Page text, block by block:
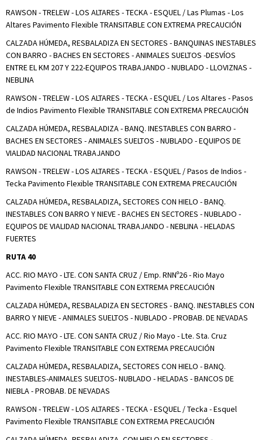
RAWSON - TRELEW - LOS ALTARES - TECKA - ESQUEL / Las Plumas - Los
Altares Pavimento Flexible TRANSITABLE CON EXTREMA PRECAUCIÓN
CALZADA HÚMEDA, RESBALADIZA EN SECTORES - BANQUINAS INESTABLES
CON BARRO - BACHES EN SECTORES - ANIMALES SUELTOS -DESVÍOS
ENTRE EL KM 207 Y 222-EQUIPOS TRABAJANDO - NUBLADO - LLOVIZNAS -
NEBLINA
RAWSON - TRELEW - LOS ALTARES - TECKA - ESQUEL / Los Altares - Pasos
de Indios Pavimento Flexible TRANSITABLE CON EXTREMA PRECAUCIÓN
CALZADA HÚMEDA, RESBALADIZA - BANQ. INESTABLES CON BARRO -
BACHES EN SECTORES - ANIMALES SUELTOS - NUBLADO - EQUIPOS DE
VIALIDAD NACIONAL TRABAJANDO
RAWSON - TRELEW - LOS ALTARES - TECKA - ESQUEL / Pasos de Indios -
Tecka Pavimento Flexible TRANSITABLE CON EXTREMA PRECAUCIÓN
CALZADA HÚMEDA, RESBALADIZA, SECTORES CON HIELO - BANQ.
INESTABLES CON BARRO Y NIEVE - BACHES EN SECTORES - NUBLADO -
EQUIPOS DE VIALIDAD NACIONAL TRABAJANDO - NEBLINA - HELADAS
FUERTES
RUTA 40
ACC. RIO MAYO - LTE. CON SANTA CRUZ / Emp. RNNº26 - Rio Mayo
Pavimento Flexible TRANSITABLE CON EXTREMA PRECAUCIÓN
CALZADA HÚMEDA, RESBALADIZA EN SECTORES - BANQ. INESTABLES CON
BARRO Y NIEVE - ANIMALES SUELTOS - NUBLADO - PROBAB. DE NEVADAS
ACC. RIO MAYO - LTE. CON SANTA CRUZ / Rio Mayo - Lte. Sta. Cruz
Pavimento Flexible TRANSITABLE CON EXTREMA PRECAUCIÓN
CALZADA HÚMEDA, RESBALADIZA, SECTORES CON HIELO - BANQ.
INESTABLES-ANIMALES SUELTOS- NUBLADO - HELADAS - BANCOS DE
NIEBLA - PROBAB. DE NEVADAS
RAWSON - TRELEW - LOS ALTARES - TECKA - ESQUEL / Tecka - Esquel
Pavimento Flexible TRANSITABLE CON EXTREMA PRECAUCIÓN